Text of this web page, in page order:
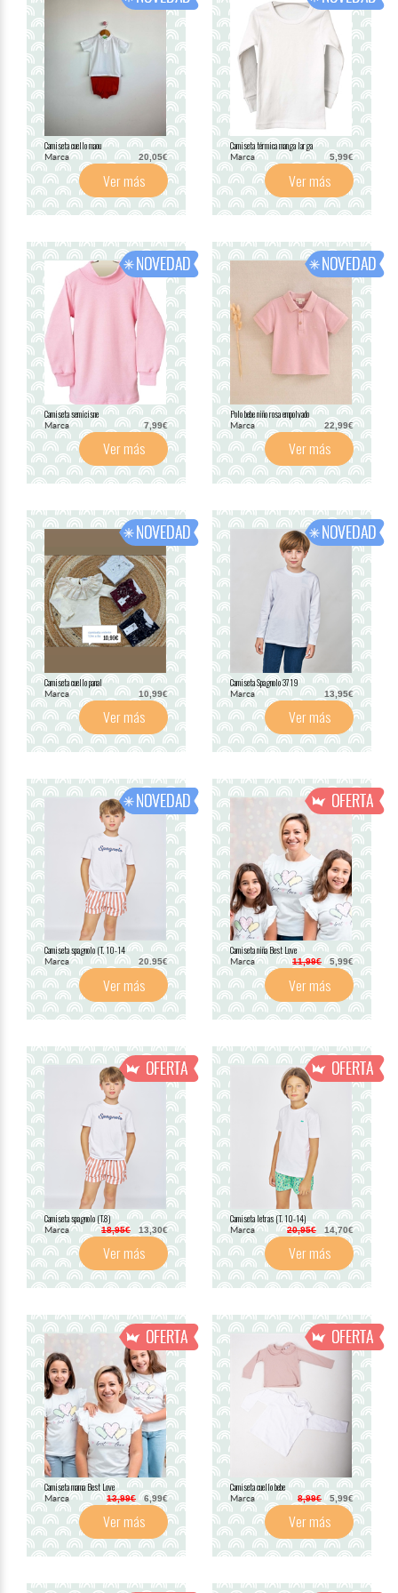
Camiseta cuello maou
Marca 20,05€
Ver más
Camiseta térmica manga larga
Marca 5,99€
Ver más
Camiseta semicisne
Marca 7,99€
Ver más
Polo bebe niño rosa empolvado
Marca 22,99€
Ver más
Camiseta cuello panal
Marca 10,99€
Ver más
Camiseta Spagnolo 3719
Marca 13,95€
Ver más
Camiseta spagnolo (T. 10-14
Marca 20.95€
Ver más
Camiseta niña Best Love
Marca 11,99€ 5,99€
Ver más
Camiseta spagnolo (T.8)
Marca 18,95€ 13,30€
Ver más
Camiseta letras (T. 10-14)
Marca 20,95€ 14,70€
Ver más
Camiseta mama Best Love
Marca 13,99€ 6,99€
Ver más
Camiseta cuello bebe
Marca 8,99€ 5,99€
Ver más